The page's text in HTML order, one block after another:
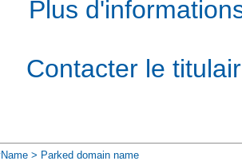
Plus
Contacter le
> Parked domain name